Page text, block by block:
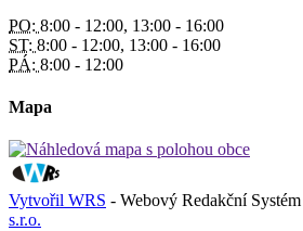
PO: 8:00 - 12:00, 13:00 - 16:00
ST: 8:00 - 12:00, 13:00 - 16:00
PÁ: 8:00 - 12:00
Mapa
Vytvořil WRS - Webový Redakční
s.r.o.